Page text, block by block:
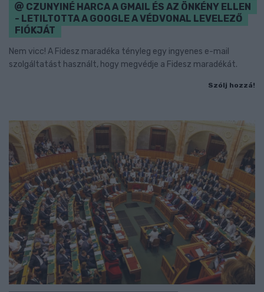
CZUNYINÉ HARCA A GMAIL ÉS AZ ÖNKÉNY ELLEN
- LETILTOTTA A GOOGLE A VÉDVONAL LEVELEZŐ
FIÓKJÁT
Nem vicc! A Fidesz maradéka tényleg egy ingyenes e-mail
szolgáltatást használt, hogy megvédje a Fidesz maradékát.
Szólj hozzá!